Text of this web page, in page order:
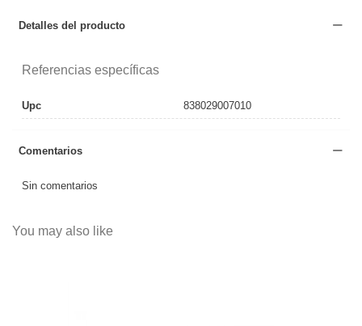
Detalles del producto
Referencias específicas
Upc 838029007010
Comentarios
Sin comentarios
You may also like